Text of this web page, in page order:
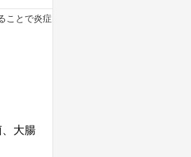
ことで炎症
大腸